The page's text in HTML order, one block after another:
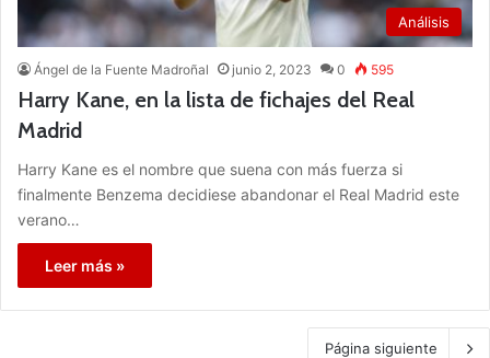
Análisis
Ángel de la Fuente Madroñal junio 2, 2023 0 595
Harry Kane, en la lista de fichajes del Real
Madrid
Harry Kane es el nombre que suena con más fuerza si
finalmente Benzema decidiese abandonar el Real Madrid este
verano…
Leer más »
Página siguiente